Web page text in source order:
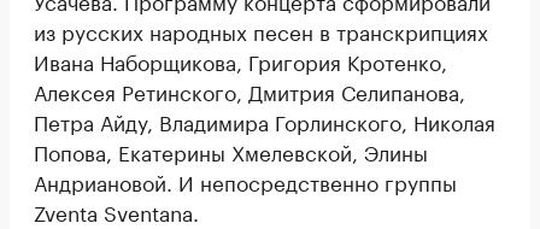
из русских народных песен в транскрипциях
Ивана Наборщикова, Григория Кротенко,
Алексея Ретинского, Дмитрия Селипанова,
Петра Айду, Владимира Горлинского, Николая
Попова, Екатерины Хмелевской, Элины
Андриановой. И непосредственно группы
Zventa Sventana.